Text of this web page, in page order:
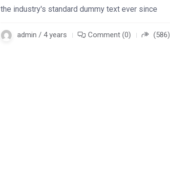
the industry's standard dummy text ever since
admin / 4 years Comment (0) (586)